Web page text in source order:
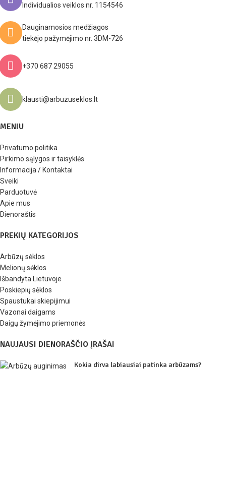
Individualios veiklos nr. 1154546
Dauginamosios medžiagos
tiekėjo pažymėjimo nr. 3DM-726
+370 687 29055
klausti@arbuzuseklos.lt
MENIU
Privatumo politika
Pirkimo sąlygos ir taisyklės
Informacija / Kontaktai
Sveiki
Parduotuvė
Apie mus
Dienoraštis
PREKIŲ KATEGORIJOS
Arbūzų sėklos
Melionų sėklos
Išbandyta Lietuvoje
Poskiepių sėklos
Spaustukai skiepijimui
Vazonai daigams
Daigų žymėjimo priemonės
NAUJAUSI DIENORAŠČIO ĮRAŠAI
Kokia dirva labiausiai patinka arbūzams?